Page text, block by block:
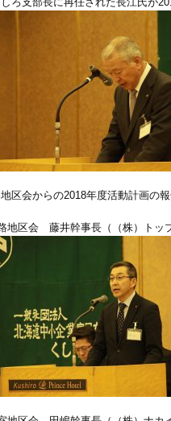
地区会からの2018年度活動計画の報
地区会 藤井幹事長（（株）トッ